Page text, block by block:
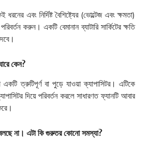
এবং নির্দিষ্ট বৈশিষ্ট্যের (ভোল্টেজ এবং ক্ষমতা)
করুন। একটি বেমানান ব্যাটারি সার্কিটের ক্ষতি
কেন?
ত্রুটিপূর্ণ বা পুড়ে যাওয়া ক্যাপাসিটর। এটিকে
দিয়ে পরিবর্তন করলে সাধারণত ফ্যানটি আবার
না। এটা কি গুরুতর কোনো সমস্যা?